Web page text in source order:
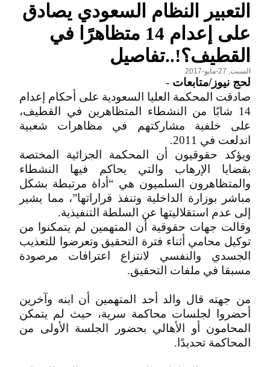
التعبير النظام السعودي يصادق
على إعدام 14 متظاهرًا في
القطيف؟!..تفاصيل
السبت, 27-مايو-2017
لحج نيوز/متابعات -
صادقت المحكمة العليا السعودية على أحكام إعدام
14 شابًا من النشطاء المتظاهرين في القطيف،
على خلفية مشاركتهم في مظاهرات شعبية
اندلعت في 2011.
ويؤكد حقوقيون أن المحكمة الجزائية المختصة
بقضايا الإرهاب والتي يحاكم فيها النشطاء
والمتظاهرون السلميون هي “أداة مرتبطة بشكل
مباشر بوزارة الداخلية وتنفذ قراراتها”، مما يشير
إلى عدم استقلاليتها عن السلطة التنفيذية.
وقالت جهات حقوقية أن المتهمين لم يتمكنوا من
توكيل محامي أثناء فترة التحقيق وتعرضوا للتعذيب
الجسدي والنفسي لانتزاع اعترافات مرصودة
مسبقا في ملفات التحقيق.
من جهته قال والد أحد المتهمين أن ابنه وآخرين
أحضروا لجلسات محاكمة سرية، حيث لم يتمكن
المحامون أو الأهالي بحضور الجلسة الأولى من
المحاكمة تحديدًا.